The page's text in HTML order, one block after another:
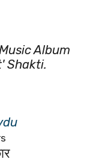
Album
Shakti.